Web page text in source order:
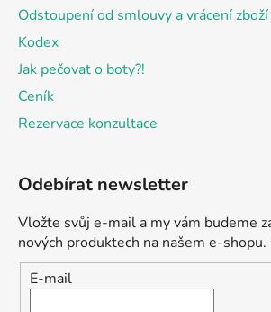
Odstoupení od smlouvy a vrácení zboží
Kodex
Jak pečovat o boty?!
Ceník
Rezervace konzultace
Odebírat newsletter
Vložte svůj e-mail a my vám budeme
nových produktech na našem e-shopu.
E-mail